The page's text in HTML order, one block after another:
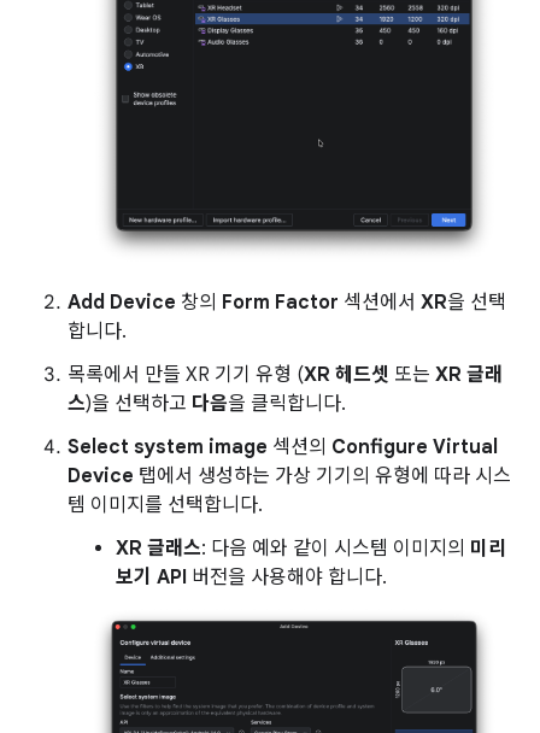
Add Device 창의 Form Factor 섹션에서 XR을 선택
합니다.
목록에서 만들 XR 기기 유형 (XR 헤드셋 또는 XR 글래
스)을 선택하고 다음을 클릭합니다.
Select system image 섹션의 Configure Virtual
Device 탭에서 생성하는 가상 기기의 유형에 따라 시스
템 이미지를 선택합니다.
XR 글래스: 다음 예와 같이 시스템 이미지의 미리
보기 API 버전을 사용해야 합니다.